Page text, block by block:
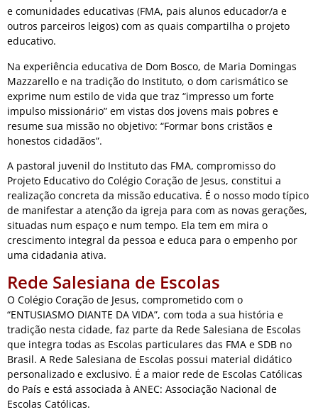
e comunidades educativas (FMA, pais alunos educador/a e
outros parceiros leigos) com as quais compartilha o projeto
educativo.
Na experiência educativa de Dom Bosco, de Maria Domingas
Mazzarello e na tradição do Instituto, o dom carismático se
exprime num estilo de vida que traz “impresso um forte
impulso missionário” em vistas dos jovens mais pobres e
resume sua missão no objetivo: “Formar bons cristãos e
honestos cidadãos”.
A pastoral juvenil do Instituto das FMA, compromisso do
Projeto Educativo do Colégio Coração de Jesus, constitui a
realização concreta da missão educativa. É o nosso modo típico
de manifestar a atenção da igreja para com as novas gerações,
situadas num espaço e num tempo. Ela tem em mira o
crescimento integral da pessoa e educa para o empenho por
uma cidadania ativa.
Rede Salesiana de Escolas
O Colégio Coração de Jesus, comprometido com o
“ENTUSIASMO DIANTE DA VIDA”, com toda a sua história e
tradição nesta cidade, faz parte da Rede Salesiana de Escolas
que integra todas as Escolas particulares das FMA e SDB no
Brasil. A Rede Salesiana de Escolas possui material didático
personalizado e exclusivo. É a maior rede de Escolas Católicas
do País e está associada à ANEC: Associação Nacional de
Escolas Católicas.